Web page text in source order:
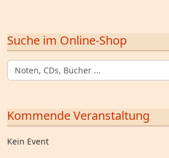
Suche im Online-Shop
Kommende Veranstaltung
Kein Event